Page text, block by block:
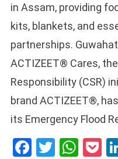
in Assam, providing
kits, blankets, and
partnerships.
ACTIZEET® Cares,
Responsibility (CSR)
brand ACTIZEET®,
its Emergency Flood
Facebook
Twitter